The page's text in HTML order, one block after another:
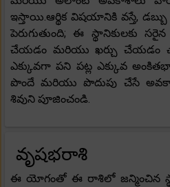
ఇస్తాయి.ఆర్థిక విషయానికి వస్తే,
పెరుగుతుంది; ఈ స్థానికులకు
చేయడం మరియు ఖర్చు చేయడం
ఎక్కువగా పని పట్ల ఎక్కువ
పొందే మరియు పొదుపు చేసే
శివుని పూజించండి.
వృషభరాశి
ఈ యోగంతో ఈ రాశిలో జన్మించిన